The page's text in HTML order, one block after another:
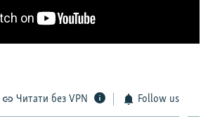
Читати без VPN Follow us